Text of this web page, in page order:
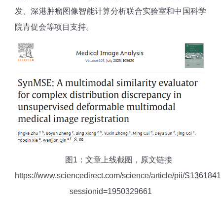
发、深港肿瘤图像智能计算分析联合实验室和中国科学
院青促会等项目支持。
图1：文章上线截图，原文链接
https://www.sciencedirect.com/science/article/pii/
sessionid=1950329661